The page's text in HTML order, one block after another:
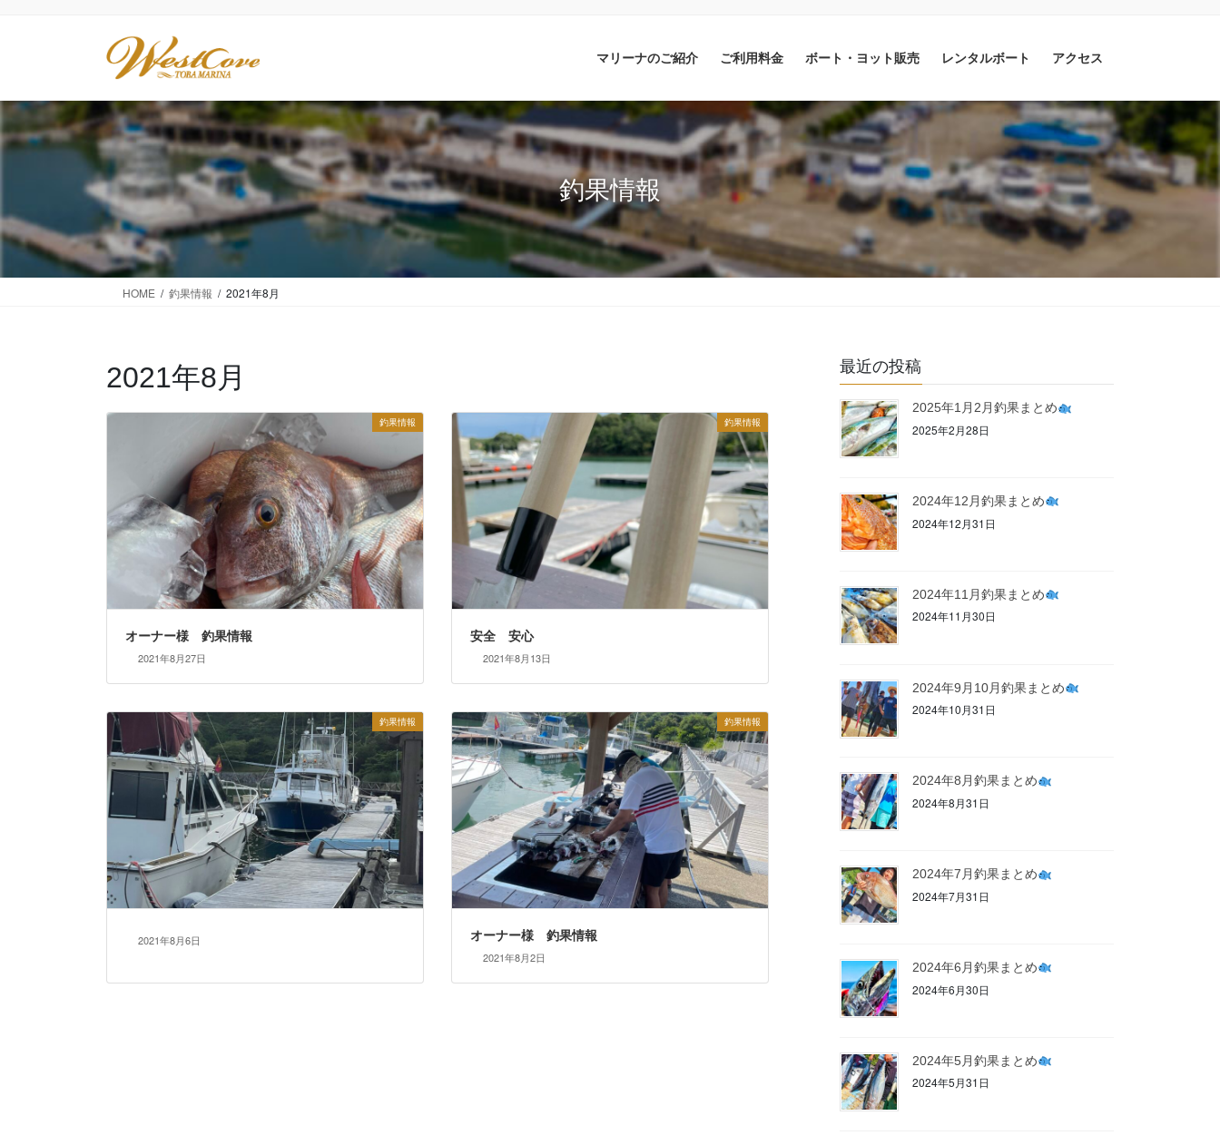
ツ
に
移
シ
ョ
ン
マリーナのご紹介 ご利用料金 ボート・ヨット販売 レンタルボート アクセス
釣果情報
HOME 釣果情報 2021年8月
2021年8月
釣果情報
オーナー様 釣果情報
2021年8月27日
釣果情報
安全 安心
2021年8月13日
釣果情報
2021年8月6日
釣果情報
オーナー様 釣果情報
2021年8月2日
最近の投稿
2025年1月2月釣果まとめ
2025年2月28日
2024年12月釣果まとめ
2024年12月31日
2024年11月釣果まとめ
2024年11月30日
2024年9月10月釣果まとめ
2024年10月31日
2024年8月釣果まとめ
2024年8月31日
2024年7月釣果まとめ
2024年7月31日
2024年6月釣果まとめ
2024年6月30日
2024年5月釣果まとめ
2024年5月31日